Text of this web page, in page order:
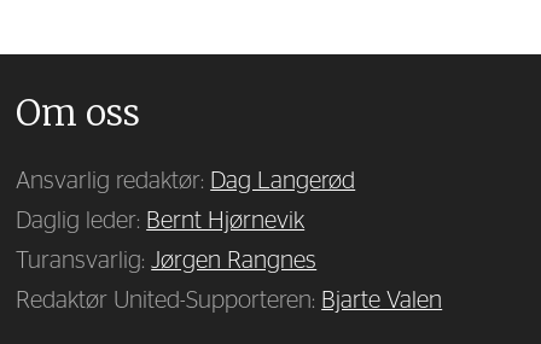
Om oss
Ansvarlig redaktør: Dag Langerød
Daglig leder: Bernt Hjørnevik
Turansvarlig:Jørgen Rangnes
Redaktør United-Supporteren: Bjarte Valen